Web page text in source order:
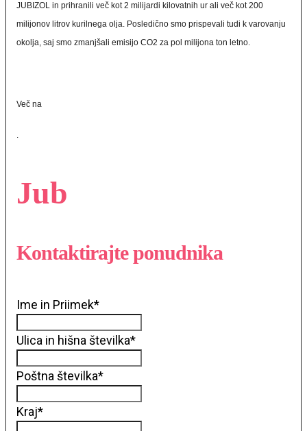
JUBIZOL in prihranili več kot 2 milijardi kilovatnih ur ali več kot 200
milijonov litrov kurilnega olja. Posledično smo prispevali tudi k varovanju
okolja, saj smo zmanjšali emisijo CO2 za pol milijona ton letno.
Več na
.
Jub
Kontaktirajte ponudnika
Ime in Priimek*
Ulica in hišna številka*
Poštna številka*
Kraj*